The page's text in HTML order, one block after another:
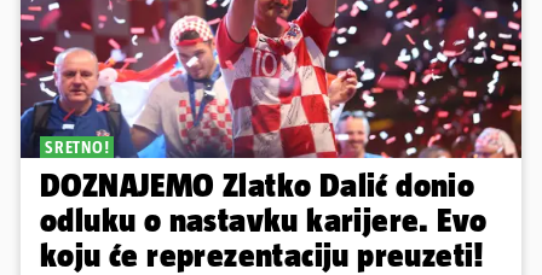
SRETNO!
DOZNAJEMO Zlatko Dalić donio
odluku o nastavku karijere. Evo
koju će reprezentaciju preuzeti!